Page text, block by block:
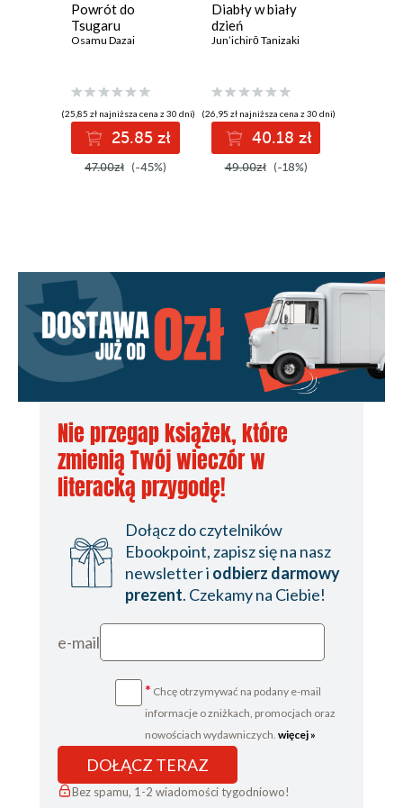
Powrót do
Tsugaru
Osamu Dazai
(25,85 zł najniższa cena z 30 dni)
25.85 zł
47.00zł (-45%)
Diabły w biały
dzień
Jun’ichirō Tanizaki
(26,95 zł najniższa cena z 30 dni)
40.18 zł
49.00zł (-18%)
Nie przegap książek, które
zmienią Twój wieczór w
literacką przygodę!
Dołącz do czytelników
Ebookpoint, zapisz się na nasz
newsletter i odbierz darmowy
prezent. Czekamy na Ciebie!
e-mail
* Chcę otrzymywać na podany e-mail
informacje o zniżkach, promocjach oraz
nowościach wydawniczych. więcej »
DOŁĄCZ TERAZ
Bez spamu, 1-2 wiadomości tygodniowo!